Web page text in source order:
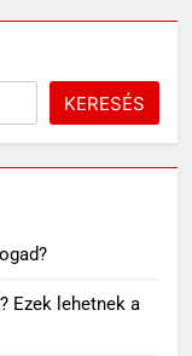
KERESÉS
Ezek lehetnek a
így
látványos
miért jelenhet